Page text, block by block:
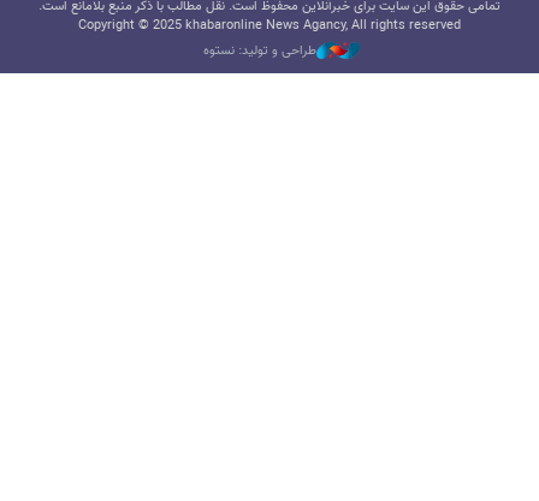
تمامی حقوق این سایت برای خبرآنلاین محفوظ است. نقل مطالب با ذکر منبع بلامانع است.
Copyright © 2025 khabaronline News Agancy, All rights reserved
طراحی و تولید: نستوه